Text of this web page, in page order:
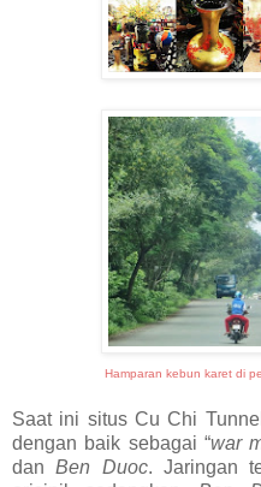
Hamparan kebun karet di
Saat ini situs Cu Chi
dengan baik sebagai “war
danBen Duoc. Jaringan